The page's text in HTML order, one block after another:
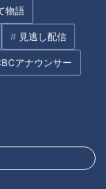
物語
見逃し配信
アナウンサー
自由な立場で
ているもので